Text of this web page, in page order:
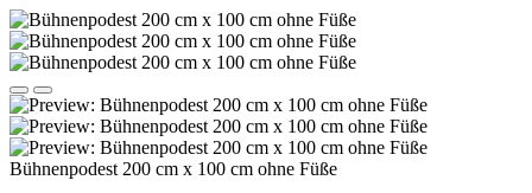
Bühnenpodest 200 cm x 100 cm ohne Füße